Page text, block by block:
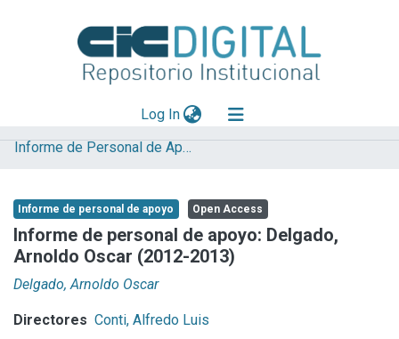
Log In(current)
Explorar
Aportar material
Statistics
Informe de Personal de Apoyo
Informe de personal de apoyo Open Access
Informe de personal de apoyo: Delgado,
Arnoldo Oscar (2012-2013)
Delgado, Arnoldo Oscar
Directores Conti, Alfredo Luis